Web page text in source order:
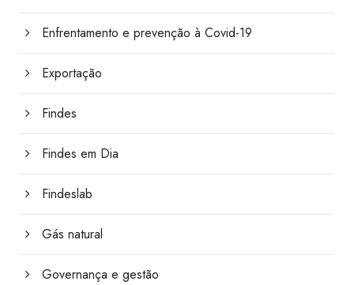
Enfrentamento e prevenção à Covid-19
Exportação
Findes
Findes em Dia
Findeslab
Gás natural
Governança e gestão